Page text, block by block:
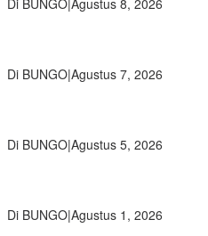
Di BUNGO|Agustus 8, 2026
Di BUNGO|Agustus 7, 2026
Di BUNGO|Agustus 5, 2026
Di BUNGO|Agustus 1, 2026